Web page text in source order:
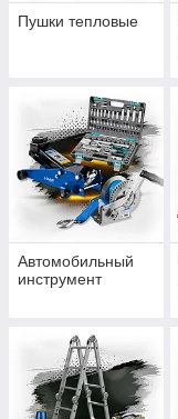
Пушки тепловые
Автомобильный
инструмент